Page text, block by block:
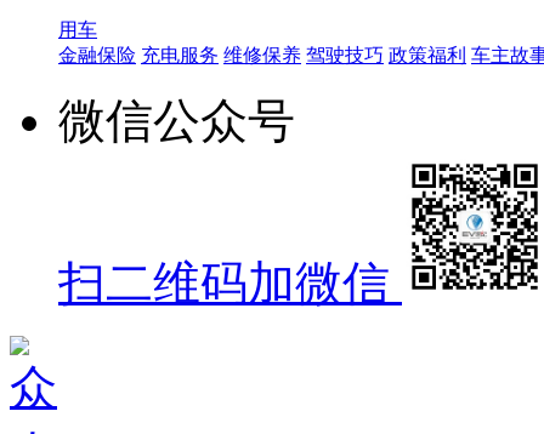
用车
金融保险 充电服务 维修保养 驾驶技巧 政策福利 车主故
微信公众号
扫二维码加微信